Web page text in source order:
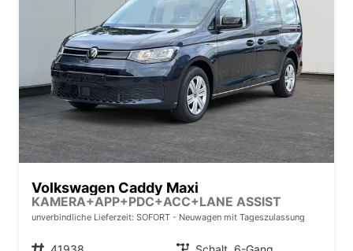
Volkswagen Caddy Maxi
KAMERA+APP+PDC+ACC+LANE ASSIST
unverbindliche Lieferzeit: SOFORT Neuwagen mit Tageszulassung